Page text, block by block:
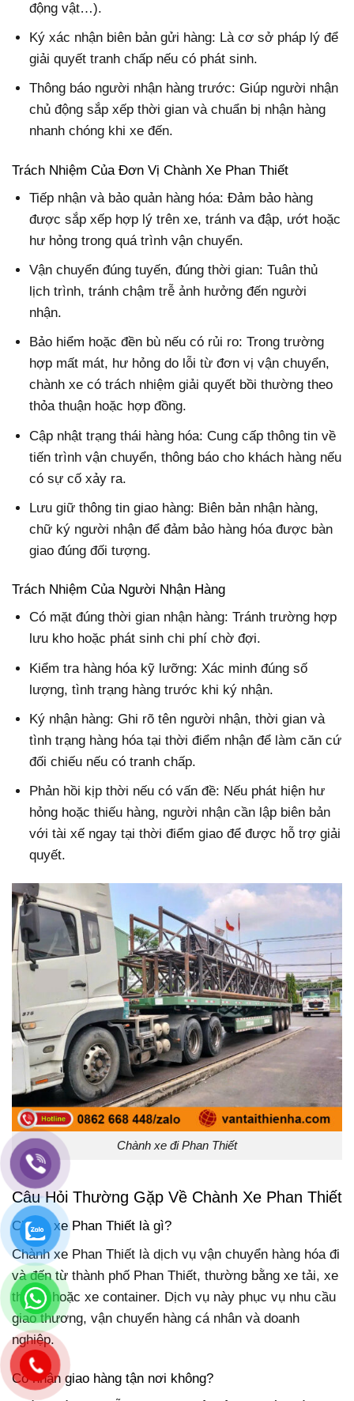
động vật…).
Ký xác nhận biên bản gửi hàng: Là cơ sở pháp lý để
giải quyết tranh chấp nếu có phát sinh.
Thông báo người nhận hàng trước: Giúp người nhận
chủ động sắp xếp thời gian và chuẩn bị nhận hàng
nhanh chóng khi xe đến.
Trách Nhiệm Của Đơn Vị Chành Xe Phan Thiết
Tiếp nhận và bảo quản hàng hóa: Đảm bảo hàng
được sắp xếp hợp lý trên xe, tránh va đập, ướt hoặc
hư hỏng trong quá trình vận chuyển.
Vận chuyển đúng tuyến, đúng thời gian: Tuân thủ
lịch trình, tránh chậm trễ ảnh hưởng đến người
nhận.
Bảo hiểm hoặc đền bù nếu có rủi ro: Trong trường
hợp mất mát, hư hỏng do lỗi từ đơn vị vận chuyển,
chành xe có trách nhiệm giải quyết bồi thường theo
thỏa thuận hoặc hợp đồng.
Cập nhật trạng thái hàng hóa: Cung cấp thông tin về
tiến trình vận chuyển, thông báo cho khách hàng nếu
có sự cố xảy ra.
Lưu giữ thông tin giao hàng: Biên bản nhận hàng,
chữ ký người nhận để đảm bảo hàng hóa được bàn
giao đúng đối tượng.
Trách Nhiệm Của Người Nhận Hàng
Có mặt đúng thời gian nhận hàng: Tránh trường hợp
lưu kho hoặc phát sinh chi phí chờ đợi.
Kiểm tra hàng hóa kỹ lưỡng: Xác minh đúng số
lượng, tình trạng hàng trước khi ký nhận.
Ký nhận hàng: Ghi rõ tên người nhận, thời gian và
tình trạng hàng hóa tại thời điểm nhận để làm căn cứ
đối chiếu nếu có tranh chấp.
Phản hồi kịp thời nếu có vấn đề: Nếu phát hiện hư
hỏng hoặc thiếu hàng, người nhận cần lập biên bản
với tài xế ngay tại thời điểm giao để được hỗ trợ giải
quyết.
Chành xe đi Phan Thiết
Câu Hỏi Thường Gặp Về Chành Xe Phan Thiết
Chành xe Phan Thiết là gì?
Chành xe Phan Thiết là dịch vụ vận chuyển hàng hóa đi
và đến từ thành phố Phan Thiết, thường bằng xe tải, xe
thùng, hoặc xe container. Dịch vụ này phục vụ nhu cầu
giao thương, vận chuyển hàng cá nhân và doanh
nghiệp.
Có nhận giao hàng tận nơi không?